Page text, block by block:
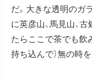
だ。大きな透明のガ
に英彦山、馬見山、古
たらここで茶でも飲
持ち込んで）無の時を